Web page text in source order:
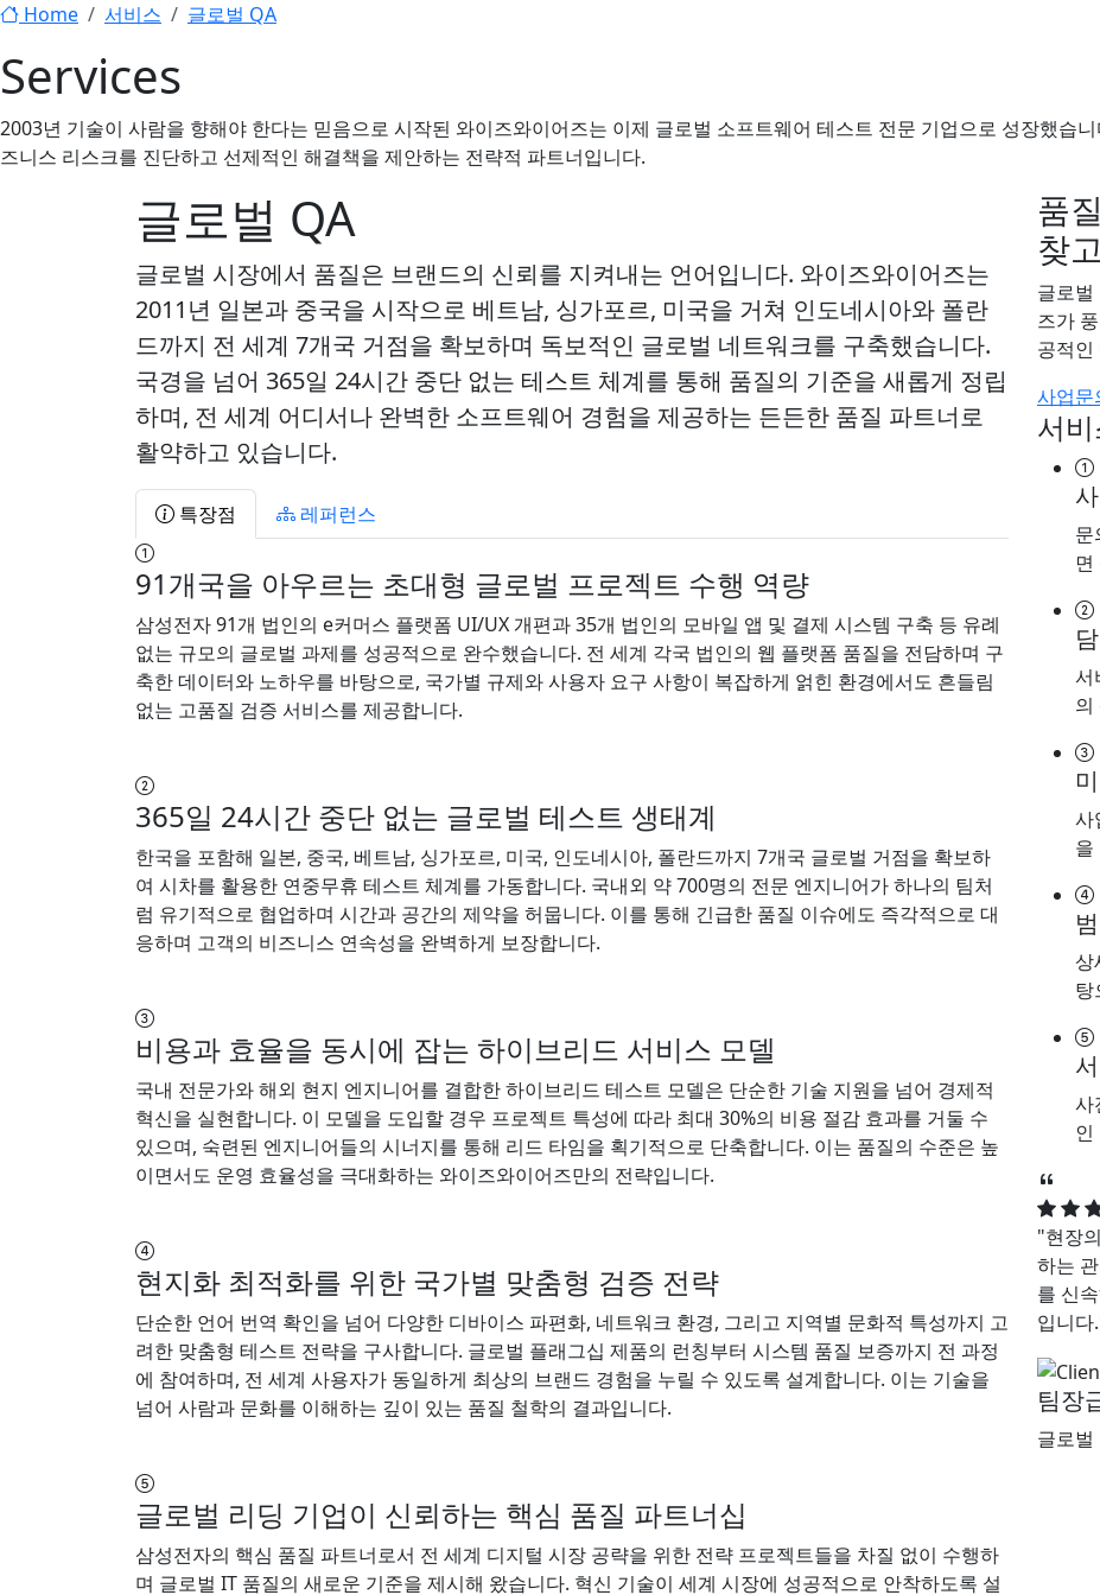
Home 서비스 글로벌 QA
Services
2003년 기술이 사람을 향해야 한다는 믿음으로 시작된 와이즈와이어즈는 이제 글로벌 소프트웨어 테스트 전문 기업으로 성장했습
즈니스 리스크를 진단하고 선제적인 해결책을 제안하는 전략적 파트너입니다.
글로벌 QA
글로벌 시장에서 품질은 브랜드의 신뢰를 지켜내는 언어입니다. 와이즈와이어즈는
2011년 일본과 중국을 시작으로 베트남, 싱가포르, 미국을 거쳐 인도네시아와 폴란
드까지 전 세계 7개국 거점을 확보하며 독보적인 글로벌 네트워크를 구축했습니다.
국경을 넘어 365일 24시간 중단 없는 테스트 체계를 통해 품질의 기준을 새롭게 정립
하며, 전 세계 어디서나 완벽한 소프트웨어 경험을 제공하는 든든한 품질 파트너로
활약하고 있습니다.
특장점 레퍼런스
91개국을 아우르는 초대형 글로벌 프로젝트 수행 역량
삼성전자 91개 법인의 e커머스 플랫폼 UI/UX 개편과 35개 법인의 모바일 앱 및 결제 시스템 구축 등 유례
없는 규모의 글로벌 과제를 성공적으로 완수했습니다. 전 세계 각국 법인의 웹 플랫폼 품질을 전담하며 구
축한 데이터와 노하우를 바탕으로, 국가별 규제와 사용자 요구 사항이 복잡하게 얽힌 환경에서도 흔들림
없는 고품질 검증 서비스를 제공합니다.
365일 24시간 중단 없는 글로벌 테스트 생태계
한국을 포함해 일본, 중국, 베트남, 싱가포르, 미국, 인도네시아, 폴란드까지 7개국 글로벌 거점을 확보하
여 시차를 활용한 연중무휴 테스트 체계를 가동합니다. 국내외 약 700명의 전문 엔지니어가 하나의 팀처
럼 유기적으로 협업하며 시간과 공간의 제약을 허뭅니다. 이를 통해 긴급한 품질 이슈에도 즉각적으로 대
응하며 고객의 비즈니스 연속성을 완벽하게 보장합니다.
비용과 효율을 동시에 잡는 하이브리드 서비스 모델
국내 전문가와 해외 현지 엔지니어를 결합한 하이브리드 테스트 모델은 단순한 기술 지원을 넘어 경제적
혁신을 실현합니다. 이 모델을 도입할 경우 프로젝트 특성에 따라 최대 30%의 비용 절감 효과를 거둘 수
있으며, 숙련된 엔지니어들의 시너지를 통해 리드 타임을 획기적으로 단축합니다. 이는 품질의 수준은 높
이면서도 운영 효율성을 극대화하는 와이즈와이어즈만의 전략입니다.
현지화 최적화를 위한 국가별 맞춤형 검증 전략
단순한 언어 번역 확인을 넘어 다양한 디바이스 파편화, 네트워크 환경, 그리고 지역별 문화적 특성까지 고
려한 맞춤형 테스트 전략을 구사합니다. 글로벌 플래그십 제품의 런칭부터 시스템 품질 보증까지 전 과정
에 참여하며, 전 세계 사용자가 동일하게 최상의 브랜드 경험을 누릴 수 있도록 설계합니다. 이는 기술을
넘어 사람과 문화를 이해하는 깊이 있는 품질 철학의 결과입니다.
글로벌 리딩 기업이 신뢰하는 핵심 품질 파트너십
삼성전자의 핵심 품질 파트너로서 전 세계 디지털 시장 공략을 위한 전략 프로젝트들을 차질 없이 수행하
며 글로벌 IT 품질의 새로운 기준을 제시해 왔습니다. 혁신 기술이 세계 시장에 성공적으로 안착하도록 설
품
찾
글로벌
즈가
공적인
사업문
서
문
서
의
사
을
상
탕
사
인
"현장
하는
를 신
입니다
팀장
글로벌